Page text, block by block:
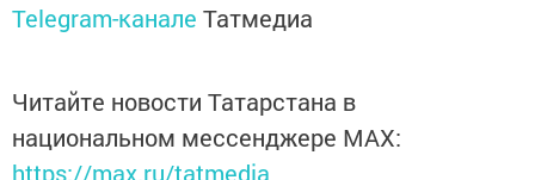
Telegram-канале Татмедиа
Читайте новости Татарстана в
национальном мессенджере MАХ:
https://max.ru/tatmedia